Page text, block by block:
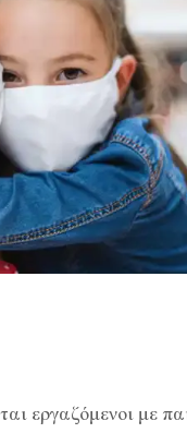
εργαζόμενοι με